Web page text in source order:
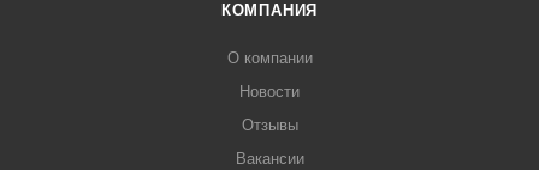
КОМПАНИЯ
О компании
Новости
Отзывы
Вакансии